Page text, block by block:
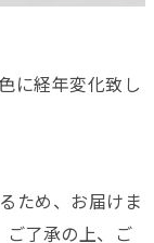
に経年変化致し
ため、お届けま
ご了承の上、ご